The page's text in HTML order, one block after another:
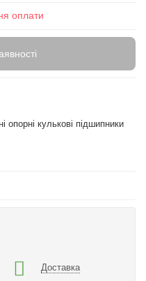
оплати
опорні кулькові підшипники
Доставка